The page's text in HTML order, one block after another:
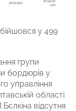
у 499
групи
бордюрів у
управління
області
відсутня